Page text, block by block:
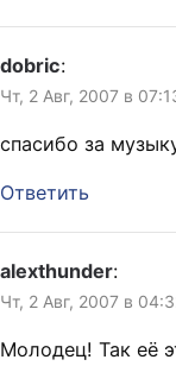
dobric:
Чт, 2 Авг, 2007 в
спасибо за
Ответить
alexthunder:
Чт, 2 Авг, 2007 в
Молодец! Так её